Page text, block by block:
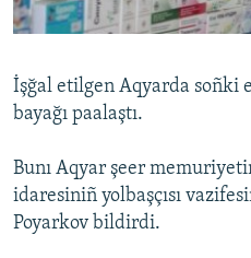
Русский
Українською
İşğal etilgen Aqyarda soñki
bayağı paalaştı.
Bunı Aqyar şeer
idaresiniñ yolbaşçısı
Poyarkov bildirdi.